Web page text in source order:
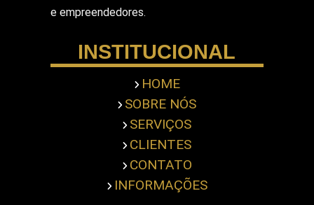
Empresa de Segurança em Shopping Center
Serviço de Ronda com Viatura
Serviços de Portaria
Servicos Gerais Portaria
Serviços Terceirizado Portaria
Empresa de Segurança Pessoal
Terceirização de Atendimento
Terceirização de Limpeza Predial
Terceirização de Portaria
e empreendedores.
INSTITUCIONAL
HOME
SOBRE NÓS
SERVIÇOS
CLIENTES
CONTATO
INFORMAÇÕES